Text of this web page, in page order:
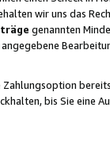
wir uns das
genannten
angegebene
bis Sie